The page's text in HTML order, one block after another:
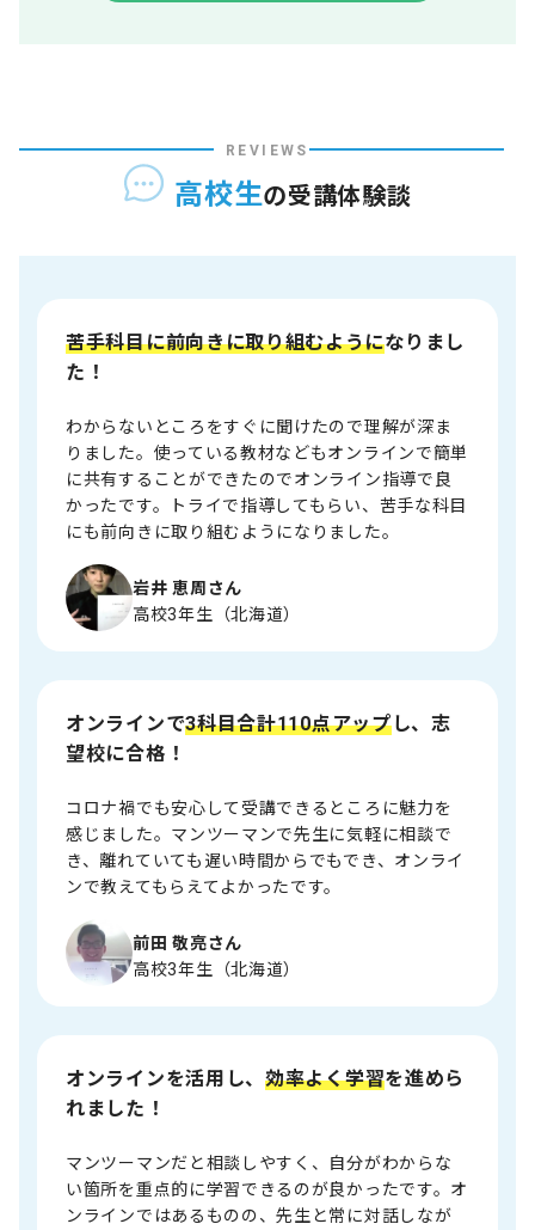
REVIEWS
高校生の受講体験談
岩井 恵周さん
高校3年生（北海道）
苦手科目に前向きに取り組むようになりまし
た！
わからないところをすぐに聞けたので理解が深ま
りました。使っている教材などもオンラインで簡単
に共有することができたのでオンライン指導で良
かったです。トライで指導してもらい、苦手な科目
にも前向きに取り組むようになりました。
前田 敬亮さん
高校3年生（北海道）
オンラインで3科目合計110点アップし、志
望校に合格！
コロナ禍でも安心して受講できるところに魅力を
感じました。マンツーマンで先生に気軽に相談で
き、離れていても遅い時間からでもでき、オンライ
ンで教えてもらえてよかったです。
オンラインを活用し、 効率よく学習を進めら
れました！
マンツーマンだと相談しやすく、自分がわからな
い箇所を重点的に学習できるのが良かったです。オ
ンラインではあるものの、先生と常に対話しなが